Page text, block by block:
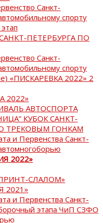
Санкт-
спорту
САНКТ-ПЕТЕРБУРГА ПО
Санкт-
спорту
«ПИСКАРЕВКА 2022» 2
2022»
АВТОСПОРТА
КУБОК САНКТ-
ТРЕКОВЫМ ГОНКАМ
и Первенства Санкт-
2022»
СЛАЛОМ»
2021»
и Первенства Санкт-
этапа ЧиП СЗФО